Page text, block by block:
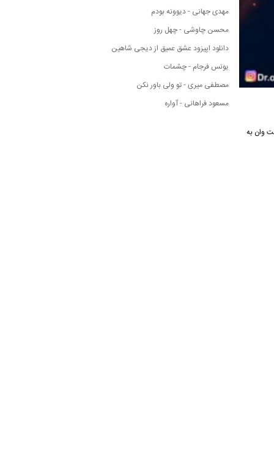
نکست وان به
مهدی جهانی - دیوونه بودم
محسن چاوشی - چهل روز
دانلود اپیزود عشق عمیق از دیجی شاهین
یونس فرجام - چشمات
مصطفی میری - تو ولی باور نکن
مسعود فراهانی - آواره